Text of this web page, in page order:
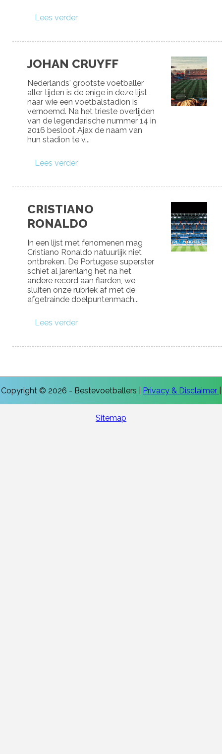
Lees verder
JOHAN CRUYFF
Nederlands' grootste voetballer
aller tijden is de enige in deze lijst
naar wie een voetbalstadion is
vernoemd. Na het trieste overlijden
van de legendarische nummer 14 in
2016 besloot Ajax de naam van
hun stadion te v...
Lees verder
CRISTIANO
RONALDO
In een lijst met fenomenen mag
Cristiano Ronaldo natuurlijk niet
ontbreken. De Portugese superster
schiet al jarenlang het na het
andere record aan flarden, we
sluiten onze rubriek af met de
afgetrainde doelpuntenmach...
Lees verder
Copyright © 2026 - Bestevoetballers | Privacy & Disclaimer
Sitemap